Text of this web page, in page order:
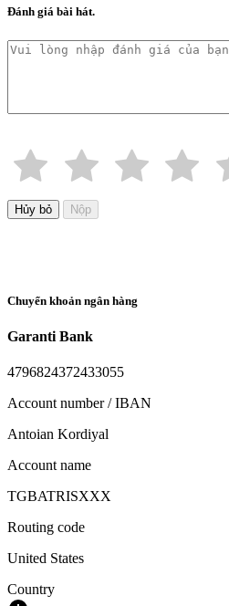
Đánh giá bài hát.
Hủy bỏ Nộp
Chuyển khoản ngân hàng
Garanti Bank
4796824372433055
Account number / IBAN
Antoian Kordiyal
Account name
TGBATRISXXX
Routing code
United States
Country